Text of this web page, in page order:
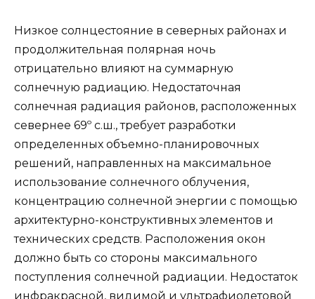
Низкое солнцестояние в северных районах и
продолжительная полярная ночь
отрицательно влияют на суммарную
солнечную радиацию. Недостаточная
солнечная радиация районов, расположенных
севернее 69º с.ш., требует разработки
определенных объемно-планировочных
решений, направленных на максимальное
использование солнечного облучения,
концентрацию солнечной энергии с помощью
архитектурно-конструктивных элементов и
технических средств. Расположения окон
должно быть со стороны максимального
поступления солнечной радиации. Недостаток
инфракрасной, видимой и ультрафиолетовой